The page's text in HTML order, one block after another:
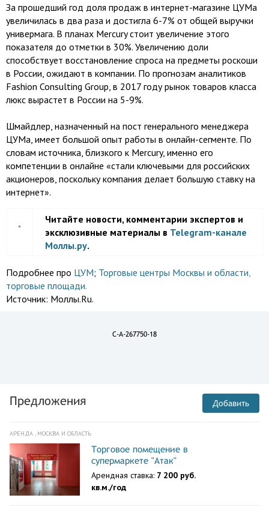
За прошедший год доля продаж в интернет-магазине ЦУМа
увеличилась в два раза и достигла 6-7% от общей выручки
универмага. В планах Mercury стоит увеличение этого
показателя до отметки в 30%. Увеличению доли
способствует восстановление спроса на предметы роскоши
в России, ожидают в компании. По прогнозам аналитиков
Fashion Consulting Group, в 2017 году рынок товаров класса
люкс вырастет в России на 5-9%.
Шмайдлер, назначенный на пост генерального менеджера
ЦУМа, имеет большой опыт работы в онлайн-сегменте. По
словам источника, близкого к Mercury, именно его
компетенции в онлайне «стали ключевыми для российских
акционеров, поскольку компания делает большую ставку на
интернет».
Читайте новости, комментарии экспертов и
эксклюзивные материалы в Telegram-канале
Моллы.ру.
Подробнее про ЦУМ; Торговые центры Москвы и области
торговые площади.
Источник: Моллы.Ru.
C-A-267750-18
Предложения Добавить
АРЕНДА , МОСКВА И ОБЛАСТЬ
Торговое помещение в
супермаркете "Атак"
Арендная ставка: 7 200 руб.
кв.м./год